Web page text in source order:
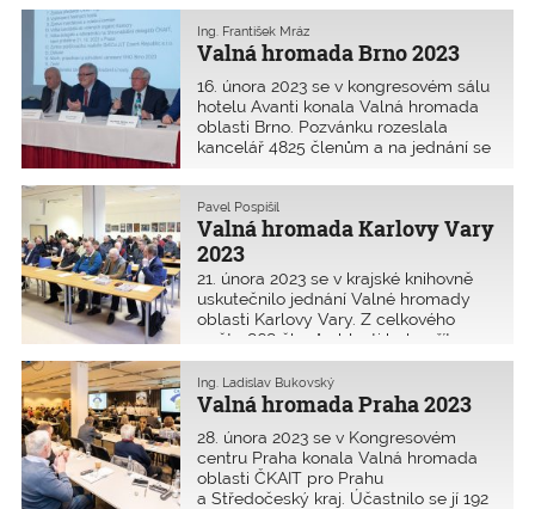
zúčastnilo 77 členů, což je 5,26 %
autorizovaných osob.
Valná hromada Brno 2023
Ing. František Mráz
16. února 2023 se v kongresovém sálu
hotelu Avanti konala Valná hromada
oblasti Brno. Pozvánku rozeslala
kancelář 4825 členům a na jednání se
Valná hromada Karlovy Vary
2023
Pavel Pospíšil
21. února 2023 se v krajské knihovně
uskutečnilo jednání Valné hromady
oblasti Karlovy Vary. Z celkového
počtu 868 členů oblasti bylo přítomno
63, tj. 7,6 % autorizovaných osob. Byli
zvoleni 2 členové výboru oblasti na
období do voleb na valné hromadě
6 delegátů, kteří budou vysláni na
Shromáždění delegátů.
Valná hromada Praha 2023
Ing. Ladislav Bukovský
28. února 2023 se v Kongresovém
centru Praha konala Valná hromada
oblasti ČKAIT pro Prahu
a Středočeský kraj. Účastnilo se jí 192